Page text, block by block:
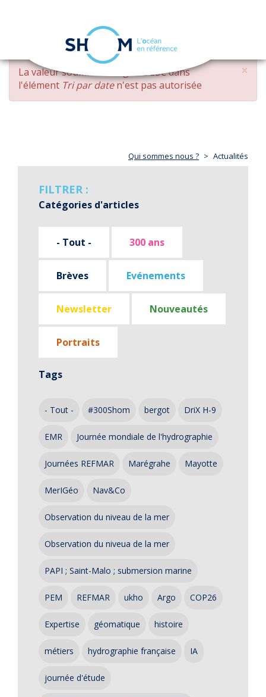
Aller
contenu
principal
navigation
×
MESSAGE
D'ERREUR
La valeur soumise changed DESCdans
l'élément Tri par daten'est pas autorisée
Qui sommes nous ? Actualités
FILTRER :
Catégories d'articles
- Tout - 300 ans
Brèves Evénements
Newsletter Nouveautés
Portraits
Tags
- Tout - #300Shom bergot DriX H-9
EMR Journée mondiale de l'hydrographie
Journées REFMAR Marégrahe Mayotte
MerIGéo Nav&Co
Observation du niveau de la mer
Observation du niveua de la mer
PAPI ; Saint-Malo ; submersion marine
PEM REFMAR ukho Argo COP26
Expertise géomatique histoire
métiers hydrographie française IA
journée d'étude